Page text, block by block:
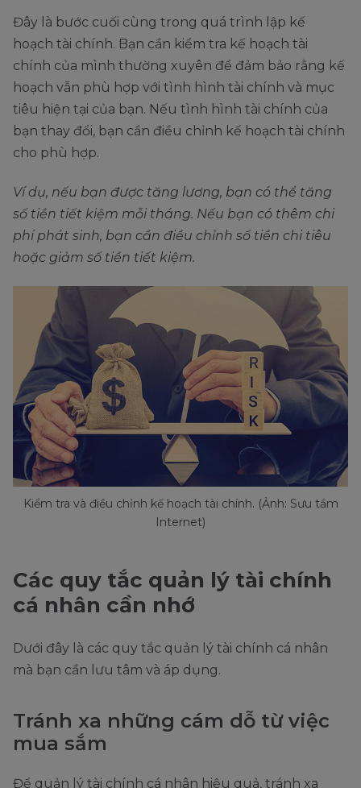
Đây là bước cuối cùng trong quá trình lập kế
hoạch tài chính. Bạn cần kiểm tra kế hoạch tài
chính của mình thường xuyên để đảm bảo rằng kế
hoạch vẫn phù hợp với tình hình tài chính và mục
tiêu hiện tại của bạn. Nếu tình hình tài chính của
bạn thay đổi, bạn cần điều chỉnh kế hoạch tài chính
cho phù hợp.
Ví dụ, nếu bạn được tăng lương, bạn có thể tăng
số tiền tiết kiệm mỗi tháng. Nếu bạn có thêm chi
phí phát sinh, bạn cần điều chỉnh số tiền chi tiêu
hoặc giảm số tiền tiết kiệm.
Kiểm tra và điều chỉnh kế hoạch tài chính. (Ảnh: Sưu tầm
Internet)
Các quy tắc quản lý tài chính
cá nhân cần nhớ
Dưới đây là các quy tắc quản lý tài chính cá nhân
mà bạn cần lưu tâm và áp dụng.
Tránh xa những cám dỗ từ việc
mua sắm
Để quản lý tài chính cá nhân hiệu quả, tránh xa